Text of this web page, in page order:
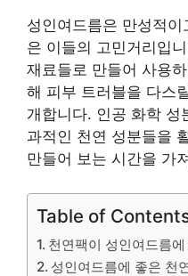
성인여드름은 만성적
은 이들의 고민거리입
재료들로 만들어 사용
해 피부 트러블을 다스
개합니다. 인공 화학 성
과적인 천연 성분들을
만들어 보는 시간을 가
Table of
천연팩이 성인여드름
성인여드름에 좋은 천